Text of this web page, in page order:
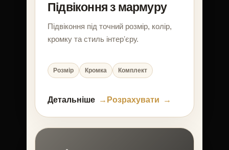
Підвіконня з мармуру
Підвіконня під точний розмір, колір,
кромку та стиль інтерʼєру.
Розмір Кромка Комплект
Детальніше Розрахувати